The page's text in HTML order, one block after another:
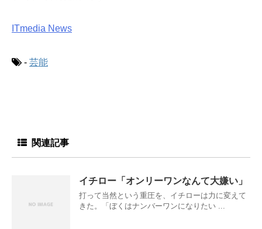
ITmedia News
- 芸能
関連記事
イチロー「オンリーワンなんて大嫌い」
打って当然という重圧を、イチローは力に変えて
きた。「ぼくはナンバーワンになりたい ...